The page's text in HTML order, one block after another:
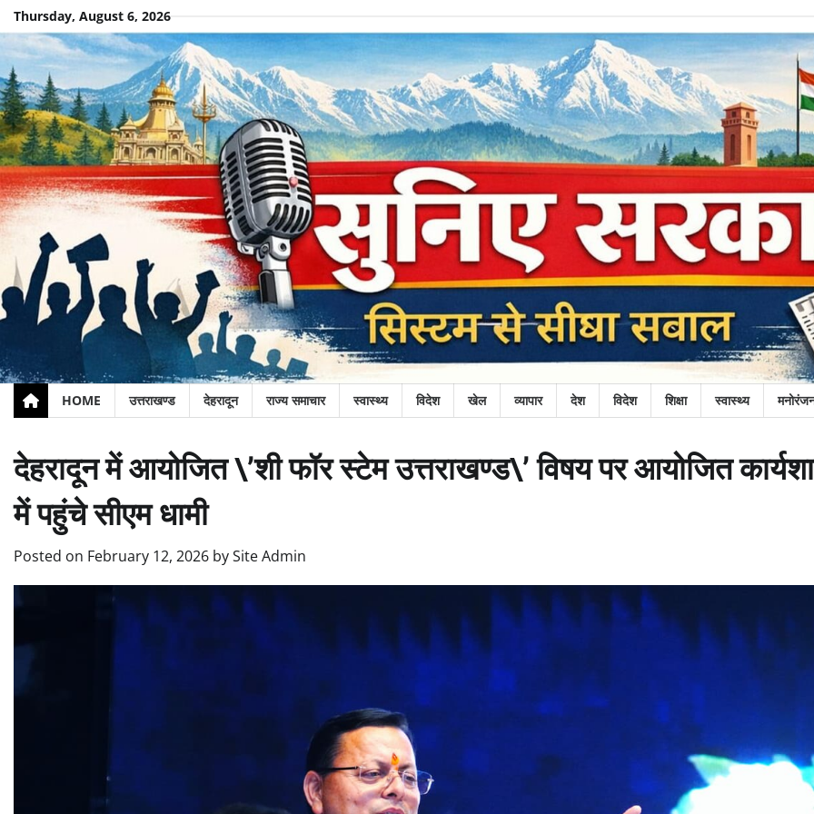
Skip
to
content
Thursday, August 6, 2026
HOME उत्तराखण्ड देहरादून राज्य समाचार स्वास्थ्य विदेश खेल व्यापार देश विदेश शिक्षा स्वास्थ्य
देहरादून में आयोजित \’शी फॉर स्टेम उत्तराखण्ड\’ विषय पर आयोजित
में पहुंचे सीएम धामी
Posted on February 12, 2026 bySite Admin